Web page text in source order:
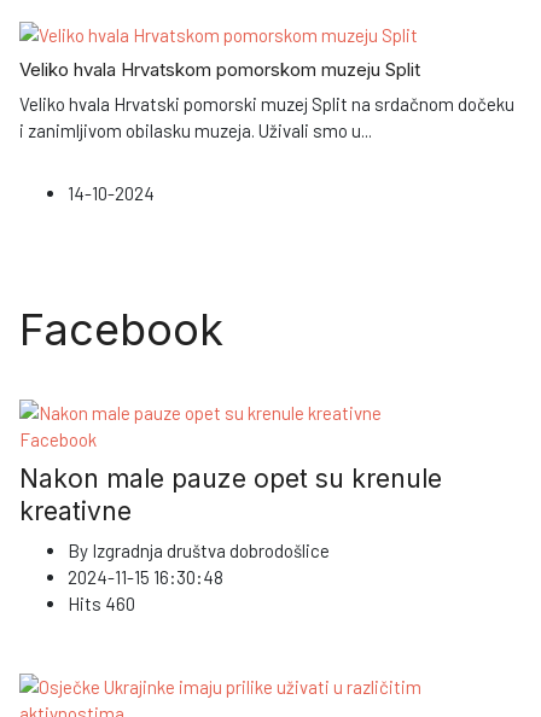
Veliko hvala Hrvatskom pomorskom muzeju Split
Veliko hvala Hrvatski pomorski muzej Split na srdačnom dočeku
i zanimljivom obilasku muzeja. Uživali smo u...
14-10-2024
Facebook
Facebook
Nakon male pauze opet su krenule
kreativne
By Izgradnja društva dobrodošlice
2024-11-15 16:30:48
Hits 460